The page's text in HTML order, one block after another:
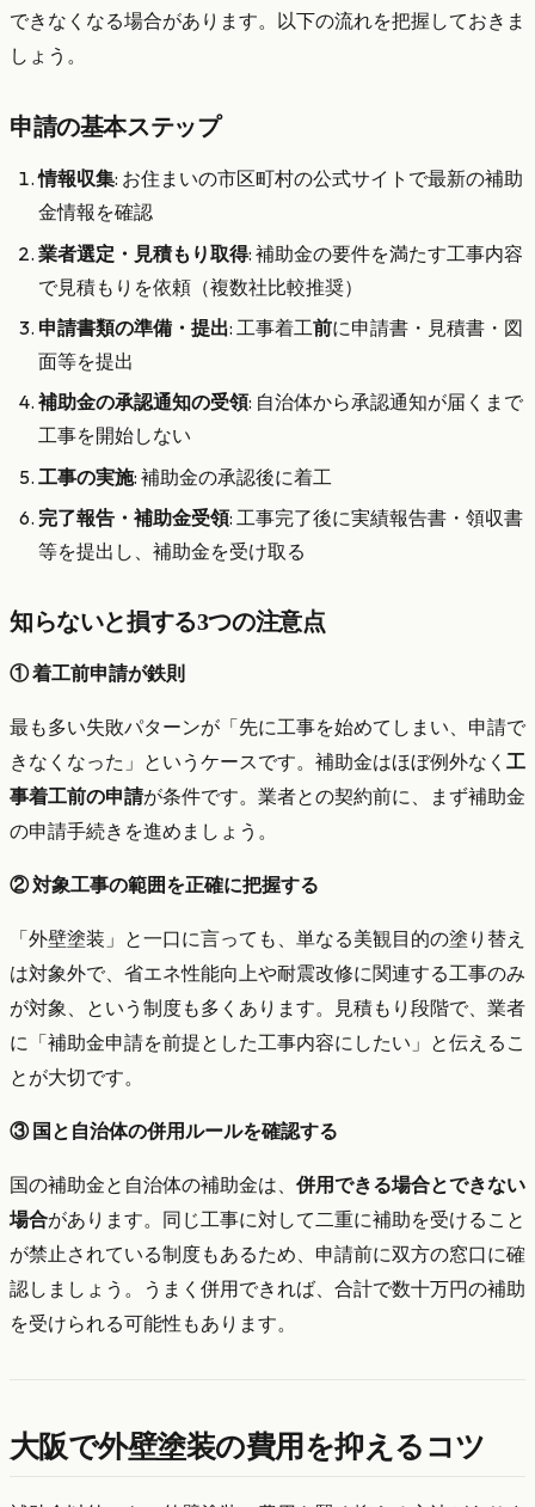
できなくなる場合があります。以下の流れを把握しておきま
しょう。
申請の基本ステップ
情報収集: お住まいの市区町村の公式サイトで最新の補助
金情報を確認
業者選定・見積もり取得: 補助金の要件を満たす工事内容
で見積もりを依頼（複数社比較推奨）
申請書類の準備・提出: 工事着工前に申請書・見積書・図
面等を提出
補助金の承認通知の受領: 自治体から承認通知が届くまで
工事を開始しない
工事の実施: 補助金の承認後に着工
完了報告・補助金受領: 工事完了後に実績報告書・領収書
等を提出し、補助金を受け取る
知らないと損する3つの注意点
① 着工前申請が鉄則
最も多い失敗パターンが「先に工事を始めてしまい、申請で
きなくなった」というケースです。補助金はほぼ例外なく 工
事着工前の申請が条件です。業者との契約前に、まず補助金
の申請手続きを進めましょう。
② 対象工事の範囲を正確に把握する
「外壁塗装」と一口に言っても、単なる美観目的の塗り替え
は対象外で、省エネ性能向上や耐震改修に関連する工事のみ
が対象、という制度も多くあります。見積もり段階で、業者
に「補助金申請を前提とした工事内容にしたい」と伝えるこ
とが大切です。
③ 国と自治体の併用ルールを確認する
国の補助金と自治体の補助金は、 併用できる場合とできない
場合があります。同じ工事に対して二重に補助を受けること
が禁止されている制度もあるため、申請前に双方の窓口に確
認しましょう。うまく併用できれば、合計で数十万円の補助
を受けられる可能性もあります。
大阪で外壁塗装の費用を抑えるコツ